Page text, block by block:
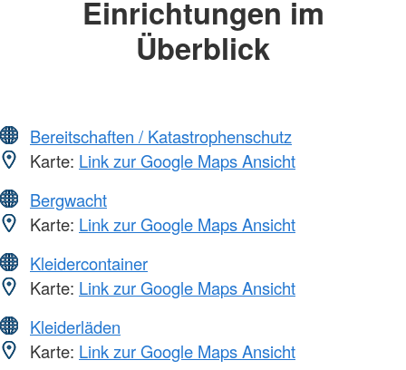
Einrichtungen im
Überblick
Bereitschaften / Katastrophenschutz
Karte: Link zur Google Maps Ansicht
Bergwacht
Karte: Link zur Google Maps Ansicht
Kleidercontainer
Karte: Link zur Google Maps Ansicht
Kleiderläden
Karte: Link zur Google Maps Ansicht